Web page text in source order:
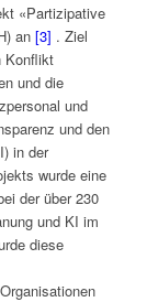
«Partizipative
an [3] . Ziel
Konflikt
und die
und
und den
in der
wurde eine
der über 230
und KI im
diese